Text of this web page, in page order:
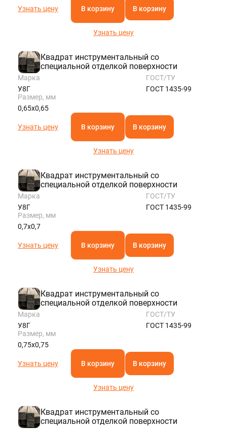
Узнать цену В корзину В корзину
Узнать цену
Квадрат инструментальный со
специальной отделкой поверхности
Марка
У8Г
ГОСТ/ТУ
ГОСТ 1435-99
Размер, мм
0,65х0,65
Узнать цену В корзину В корзину
Узнать цену
Квадрат инструментальный со
специальной отделкой поверхности
Марка
У8Г
ГОСТ/ТУ
ГОСТ 1435-99
Размер, мм
0,7х0,7
Узнать цену В корзину В корзину
Узнать цену
Квадрат инструментальный со
специальной отделкой поверхности
Марка
У8Г
ГОСТ/ТУ
ГОСТ 1435-99
Размер, мм
0,75х0,75
Узнать цену В корзину В корзину
Узнать цену
Квадрат инструментальный со
специальной отделкой поверхности